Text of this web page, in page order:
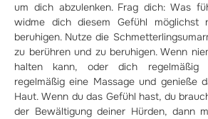
um dich abzulenken. Frag dich: Was
widme dich diesem Gefühl möglichst
beruhigen. Nutze die
zu berühren und zu beruhigen. Wenn
halten kann, oder dich regelmäßig
regelmäßig eine Massage und genieße
Haut. Wenn du das Gefühl hast, du
der Bewältigung deiner Hürden, dann